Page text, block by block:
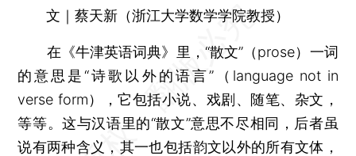
文｜蔡天新（浙江大学数学学院教授）
在《牛津英语词典》里，“散文”（prose）一词
的意思是“诗歌以外的语言”（language not in
verse form），它包括小说、戏剧、随笔、杂文，
等等。这与汉语里的“散文”意思不尽相同，后者虽
说有两种含义，其一也包括韵文以外的所有文体，